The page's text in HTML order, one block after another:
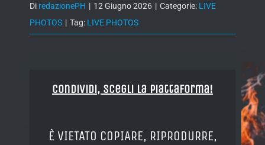
Di redazionePH | 12 Giugno 2026 | Categorie: LIVE
PHOTOS | Tag: LIVE PHOTOS
Condividi, Scegli la piattaforma!
È VIETATO COPIARE, RIPRODURRE,